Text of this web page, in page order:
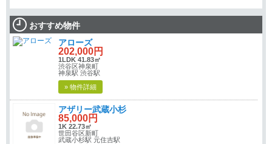
おすすめ物件
アローズ
202,000円
1LDK 41.83㎡
渋谷区神泉町
神泉駅 渋谷駅
» 物件詳細
アザリー武蔵小杉
85,000円
1K 22.73㎡
世田谷区新町
武蔵小杉駅 元住吉駅